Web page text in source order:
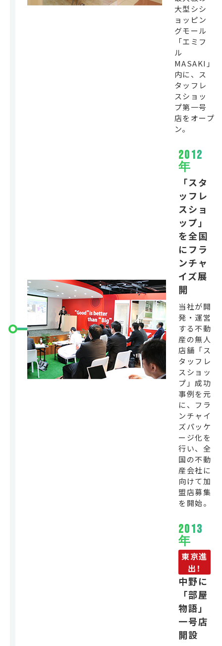
大型シシ
ョッピン
グモール
「エミフ
ル
MASAKI」
内に、ス
タッフレ
スショッ
プ第一号
店をオープ
ン。
2012
年
「スタ
ッフレ
スショ
ップ」
を全国
にフラ
ンチャ
イズ展
開
当社が開
発・運営
する不動
産の無人
店舗「ス
タッフレ
スショッ
プ」成功
事例を元
に、フラ
ンチャイ
ズパッケ
ージ化を
行い、全
国の不動
産会社に
向けて加
盟店募集
を開始。
2013
年
東京進
出！
中野に
「部屋
物語」
一号店
開設